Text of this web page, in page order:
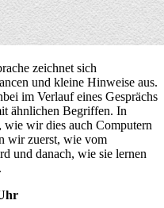
zeichnet sich
und kleine Hinweise aus.
im Verlauf eines Gesprächs
ähnlichen Begriffen. In
wir dies auch Computern
wir zuerst, wie vom
und danach, wie sie lernen